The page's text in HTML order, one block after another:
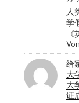
人
学
给
大
大
证